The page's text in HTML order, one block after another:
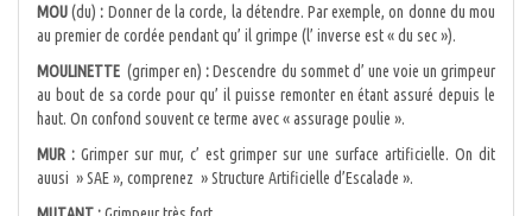
MOU(du) : Donner de la corde, la détendre. Par exemple, on donne du mou
au premier de cordée pendant qu’ il grimpe (l’ inverse est « du sec »).
MOULINETTE (grimper en):Descendre du sommet d’ une voie un grimpeur
au bout de sa corde pour qu’ il puisse remonter en étant assuré depuis le
haut. On confond souvent ce terme avec « assurage poulie ».
MUR :Grimper sur mur, c’ est grimper sur une surface artificielle. On dit
auusi » SAE », comprenez » Structure Artificielle d’Escalade ».